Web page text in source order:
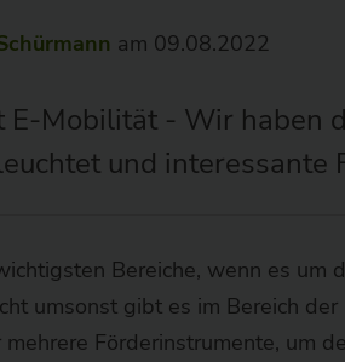
am 09.08.2022
Mobilität - Wir haben
und interessante
Bereiche, wenn es um
umsonst gibt es im Bereich
Förderinstrumente, um